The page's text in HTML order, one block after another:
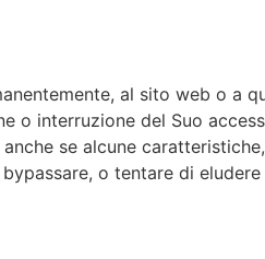
al sito web o a
o interruzione del Suo
se alcune
o tentare di eludere